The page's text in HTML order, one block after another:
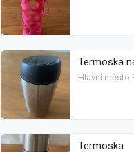
Termoska
Hlavní město
Termoska